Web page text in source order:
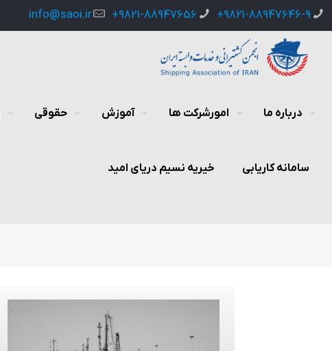
9821-88947646-9+
9821-88947656+
info@saoi.ir
درباره ما امورشرکت ها آموزش حقوقی
سامانه کاریابی خیریه نسیم دریای امید